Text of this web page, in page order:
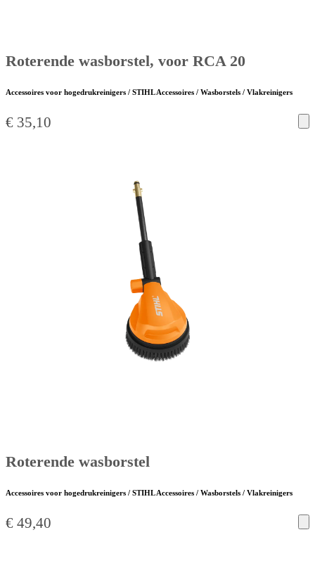
Roterende wasborstel, voor RCA 20
Accessoires voor hogedrukreinigers / STIHL Accessoires / Wasborstels / Vlakreinigers
€ 35,10
Roterende wasborstel
Accessoires voor hogedrukreinigers / STIHL Accessoires / Wasborstels / Vlakreinigers
€ 49,40